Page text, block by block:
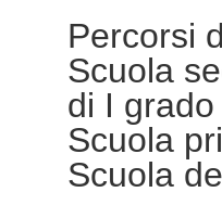
Percorsi
Scuola
di I grado
Scuola
Scuola